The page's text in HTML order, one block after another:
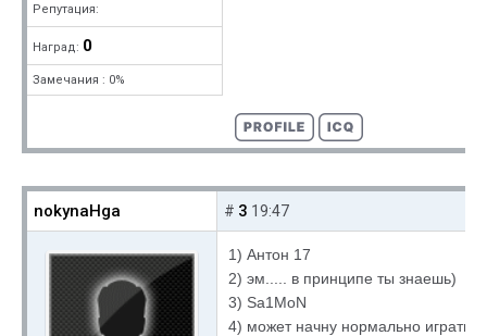
Репутация:
Наград: 0
Замечания : 0%
nokynaHga # 3 19:47
1) Антон 17
2) эм..... в принципе ты знаешь)
3) Sa1MoN
4) может начну нормально